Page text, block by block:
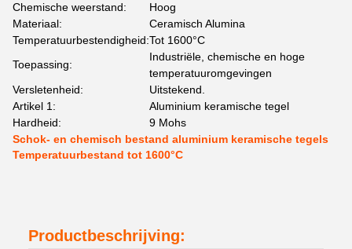
Chemische weerstand:
Hoog
Materiaal:
Ceramisch Alumina
Temperatuurbestendigheid:Tot 1600°C
Toepassing:
Industriële, chemische en hoge
temperatuuromgevingen
Versletenheid:
Uitstekend.
Artikel 1:
Aluminium keramische tegel
Hardheid:
9 Mohs
Schok- en chemisch bestand aluminium keramische tegels
Temperatuurbestand tot 1600°C
Productbeschrijving: